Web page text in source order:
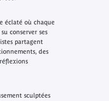
éclaté où chaque
conserver ses
partagent
des
sculptées